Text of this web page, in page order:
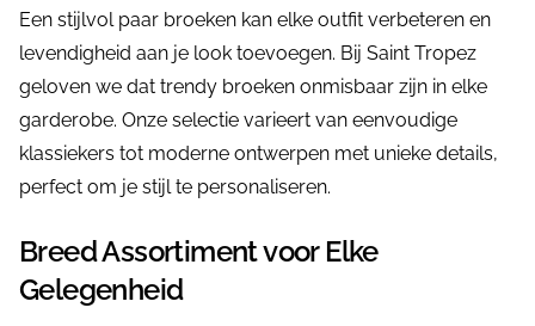
Een stijlvol paar broeken kan elke outfit verbeteren en
levendigheid aan je look toevoegen. Bij Saint Tropez
geloven we dat trendy broeken onmisbaar zijn in elke
garderobe. Onze selectie varieert van eenvoudige
klassiekers tot moderne ontwerpen met unieke details,
perfect om je stijl te personaliseren.
Breed Assortiment voor Elke
Gelegenheid